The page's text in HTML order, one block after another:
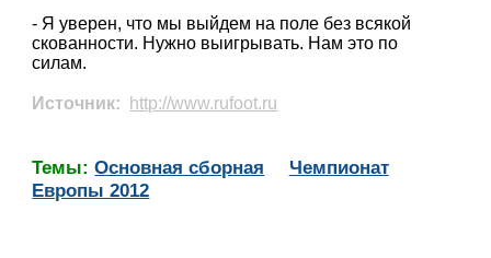
- Я уверен, что мы выйдем на поле без всякой
скованности. Нужно выигрывать. Нам это по
силам.
Источник: http://www.rufoot.ru
Темы:Основная сборная
Чемпионат
Европы 2012